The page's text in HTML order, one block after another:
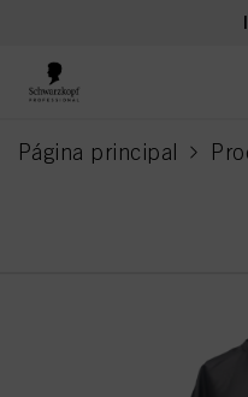
Página principal